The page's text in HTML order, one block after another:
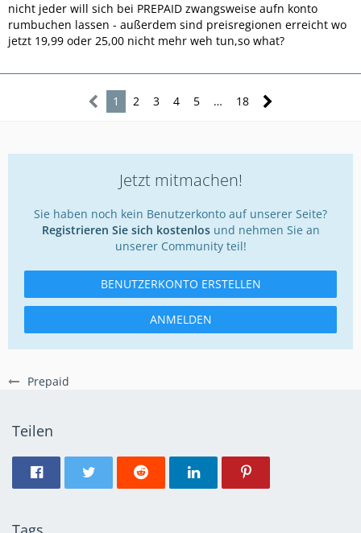
Prepaid
nicht jeder will sich bei PREPAID zwangsweise aufn konto
rumbuchen lassen - außerdem sind preisregionen erreicht wo
jetzt 19,99 oder 25,00 nicht mehr weh tun,so what?
1 2 3 4 5 … 18
Jetzt mitmachen!
Sie haben noch kein Benutzerkonto auf unserer Seite?
Registrieren Sie sich kostenlosund nehmen Sie an
unserer Community teil!
BENUTZERKONTO ERSTELLEN
ANMELDEN
Teilen